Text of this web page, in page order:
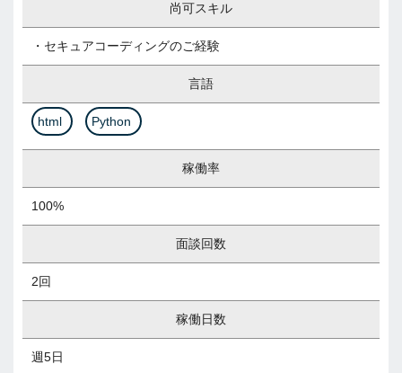
尚可スキル
・セキュアコーディングのご経験
言語
html Python
稼働率
100%
面談回数
2回
稼働日数
週5日